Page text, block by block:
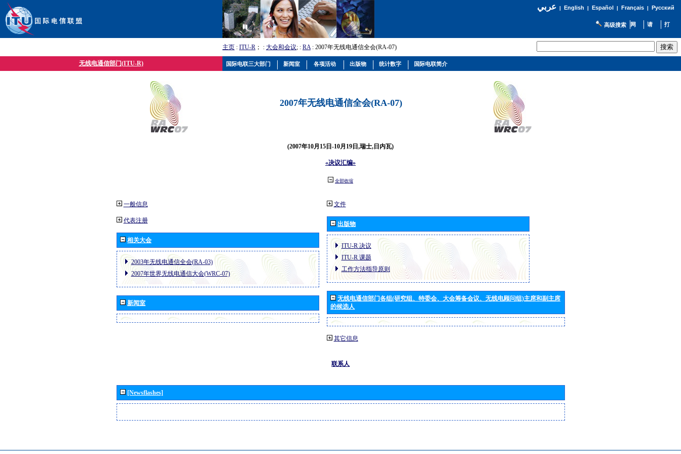
عربي| English | Español | Français| Русский
高级搜索
主页 : ITU-R ； : 大会和会议; : RA: 2007年无线电通信全会(RA-07)
无线电通信部门(ITU-R)
2007年无线电通信全会(RA-07)
(2007年10月15日-10月19日,瑞士,日内瓦)
«决议汇编»
全部收缩
一般信息
代表注册
相关大会
2003年无线电通信全会(RA-03)
2007年世界无线电通信大会(WRC-07)
新闻室
文件
出版物
ITU-R 决议
ITU-R 课题
工作方法指导原则
无线电通信部门各组(研究组、特委会、大会筹备会议、无线电顾问组)主席和副主席
的候选人
其它信息
联系人
[Newsflashes]
国际电联三大部门 新闻室 各项活动 出版物 统计数字 国际电联简介